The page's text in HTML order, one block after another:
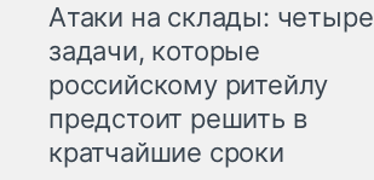
Атаки на склады: четыре
задачи, которые
российскому ритейлу
предстоит решить в
кратчайшие сроки